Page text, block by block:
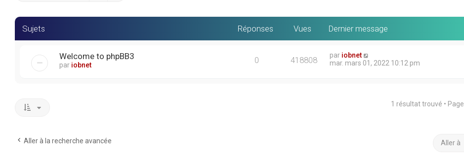
Sujets Réponses Vues Dernier message
Welcome to phpBB3
par iobnet 0 418808 par iobnet
mar. mars 01, 2022 10:12 pm
1 résultat trouvé • Page
Aller à la recherche avancée Aller à